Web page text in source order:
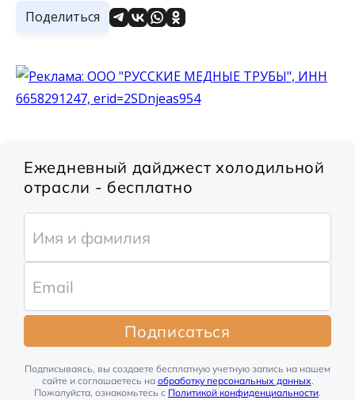
Поделиться
Ежедневный дайджест холодильной
отрасли - бесплатно
Подписаться
Подписываясь, вы создаете бесплатную учетную запись на нашем
сайте и соглашаетесь на обработку персональных данных.
Пожалуйста, ознакомьтесь с Политикой конфиденциальности.